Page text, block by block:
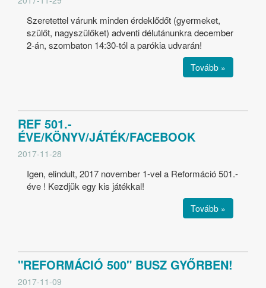
Szeretettel várunk minden érdeklődőt (gyermeket,
szülőt, nagyszülőket) adventi délutánunkra december
2-án, szombaton 14:30-tól a parókia udvarán!
Tovább »
REF 501.-
ÉVE/KÖNYV/JÁTÉK/FACEBOOK
2017-11-28
Igen, elindult, 2017 november 1-vel a Reformáció 501.-
éve ! Kezdjük egy kis játékkal!
Tovább »
"REFORMÁCIÓ 500" BUSZ GYŐRBEN!
2017-11-09